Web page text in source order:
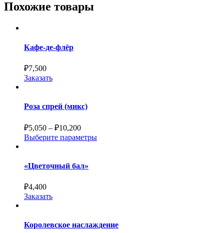
Похожие товары
Кафе-де-флёр
₽7,500
Заказать
Роза спрей (микс)
₽5,050 – ₽10,200
Выберите параметры
«Цветочный бал»
₽4,400
Заказать
Королевское наслаждение